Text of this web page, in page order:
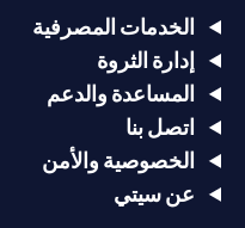
الخدمات المصرفية
إدارة الثروة
المساعدة والدعم
اتصل بنا
الخصوصية والأمن
عن سيتي